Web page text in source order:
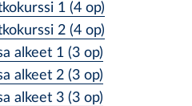
1 (4 op)
2 (4 op)
alkeet 1 (3 op)
alkeet 2 (3 op)
alkeet 3 (3 op)